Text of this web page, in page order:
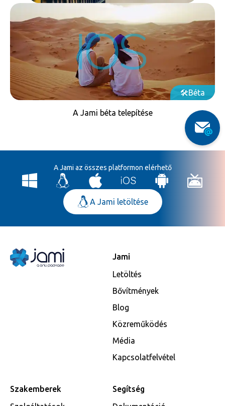
A Jami letöltése az Áruházból
A Jami béta telepítése
Béta
A Jami az összes platformon elérhető
A Jami letöltése
Jami
Letöltés
Bővítmények
Blog
Közreműködés
Média
Kapcsolatfelvétel
Szakemberek
Segítség